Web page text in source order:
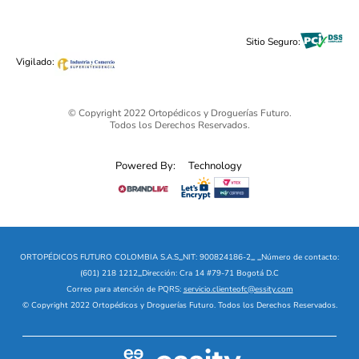
Sitio Seguro:
Vigilado:
© Copyright 2022 Ortopédicos y Droguerías Futuro.
Todos los Derechos Reservados.
Powered By: Technology
ORTOPÉDICOS FUTURO COLOMBIA S.A.S_NIT: 900824186-2_ _Número de contacto:
(601) 218 1212_Dirección: Cra 14 #79-71 Bogotá D.C
Correo para atención de PQRS: servicio.clienteofc@essity.com
© Copyright 2022 Ortopédicos y Droguerías Futuro. Todos los Derechos Reservados.